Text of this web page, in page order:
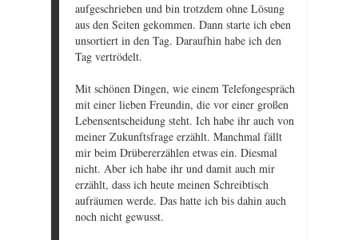
aufgeschrieben und bin trotzdem ohne Lösung
aus den Seiten gekommen. Dann starte ich eben
unsortiert in den Tag. Daraufhin habe ich den
Tag vertrödelt.
Mit schönen Dingen, wie einem Telefongespräch
mit einer lieben Freundin, die vor einer großen
Lebensentscheidung steht. Ich habe ihr auch von
meiner Zukunftsfrage erzählt. Manchmal fällt
mir beim Drübererzählen etwas ein. Diesmal
nicht. Aber ich habe ihr und damit auch mir
erzählt, dass ich heute meinen Schreibtisch
aufräumen werde. Das hatte ich bis dahin auch
noch nicht gewusst.